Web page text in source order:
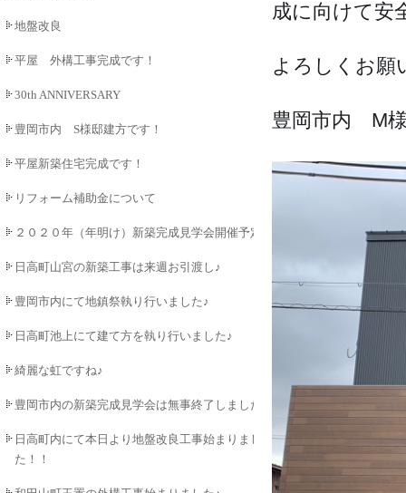
成に向けて安
よろしくお願
豊岡市内　M
地盤改良
平屋 外構工事完成です！
30th ANNIVERSARY
豊岡市内 S様邸建方です！
平屋新築住宅完成です！
リフォーム補助金について
２０２０年（年明け）新築完成見学会開催予定♪
日高町山宮の新築工事は来週お引渡し♪
豊岡市内にて地鎮祭執り行いました♪
日高町池上にて建て方を執り行いました♪
綺麗な虹ですね♪
豊岡市内の新築完成見学会は無事終了しました♪
日高町内にて本日より地盤改良工事始まりまし
た！！